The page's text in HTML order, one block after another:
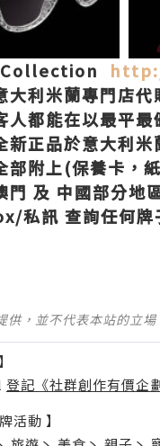
大利米蘭專門店代
人都能在以最平
新正品於意大利米
部附上(保養卡，
門 及 中國部分地
私訊 查詢任何牌
供，並不代表本站的立
登記《社群創作有價企
活動 】